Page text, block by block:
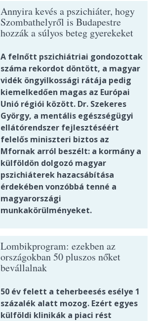
Annyira kevés a pszichiáter, hogy
Szombathelyről is Budapestre
hozzák a súlyos beteg gyerekeket
A felnőtt pszichiátriai gondozottak
száma rekordot döntött, a magyar
vidék öngyilkossági rátája pedig
kiemelkedően magas az Európai
Unió régiói között. Dr. Szekeres
György, a mentális egészségügyi
ellátórendszer fejlesztéséért
felelős miniszteri biztos az
Mfornak arról beszélt: a kormány a
külföldön dolgozó magyar
pszichiáterek hazacsábítása
érdekében vonzóbbá tenné a
magyarországi
munkakörülményeket.
Lombikprogram: ezekben az
országokban 50 pluszos nőket
bevállalnak
50 év felett a teherbeesés esélye 1
százalék alatt mozog. Ezért egyes
külföldi klinikák a piaci rést